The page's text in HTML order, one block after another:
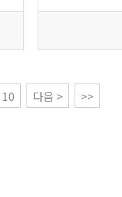
10 다음 > >>